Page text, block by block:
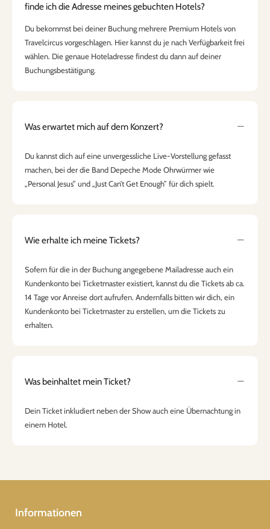
finde ich die Adresse meines gebuchten Hotels?
Du bekommst bei deiner Buchung mehrere Premium Hotels von
Travelcircus vorgeschlagen. Hier kannst du je nach Verfügbarkeit frei
wählen. Die genaue Hoteladresse findest du dann auf deiner
Buchungsbestätigung.
Was erwartet mich auf dem Konzert?
Du kannst dich auf eine unvergessliche Live-Vorstellung gefasst
machen, bei der die Band Depeche Mode Ohrwürmer wie
„Personal Jesus” und „Just Can’t Get Enough” für dich spielt.
Wie erhalte ich meine Tickets?
Sofern für die in der Buchung angegebene Mailadresse auch ein
Kundenkonto bei Ticketmaster existiert, kannst du die Tickets ab ca.
14 Tage vor Anreise dort aufrufen. Andernfalls bitten wir dich, ein
Kundenkonto bei Ticketmaster zu erstellen, um die Tickets zu
erhalten.
Was beinhaltet mein Ticket?
Dein Ticket inkludiert neben der Show auch eine Übernachtung in
einem Hotel.
Informationen